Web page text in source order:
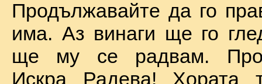
Продължавайте да го
има. Аз винаги ще го
ще му се радвам.
Искра Радева! Хората